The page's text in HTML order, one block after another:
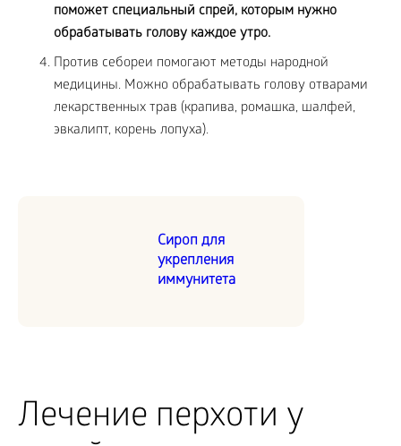
поможет специальный спрей, которым нужно
обрабатывать голову каждое утро.
Против себореи помогают методы народной
медицины. Можно обрабатывать голову отварами
лекарственных трав (крапива, ромашка, шалфей,
эвкалипт, корень лопуха).
Сироп для
укрепления
иммунитета
Лечение перхоти у